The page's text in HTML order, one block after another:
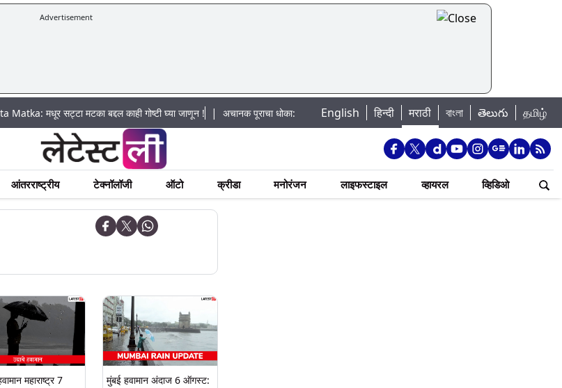
Advertisement
सट्टा मटका बद्दल काही गोष्टी घ्या जाणून !|अचानक पूराचा धोका: खडकवासला धरणातून मुठानदी पात्रात विसर्ग सुरु; नागरिकांना नदीपात्रात न उतरण्याचे
English हिन्दी मराठी বাংলা తెలుగు தமிழ்
आंतरराष्ट्रीय टेक्नॉलॉजी ऑटो क्रीडा मनोरंजन लाइफस्टाइल व्हायरल व्हिडिओ
महाराष्ट्र 7
मुंबई हवामान अंदाज 6 ऑगस्ट: